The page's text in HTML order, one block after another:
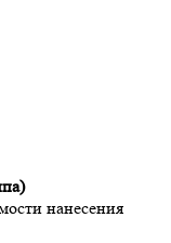
нанесения